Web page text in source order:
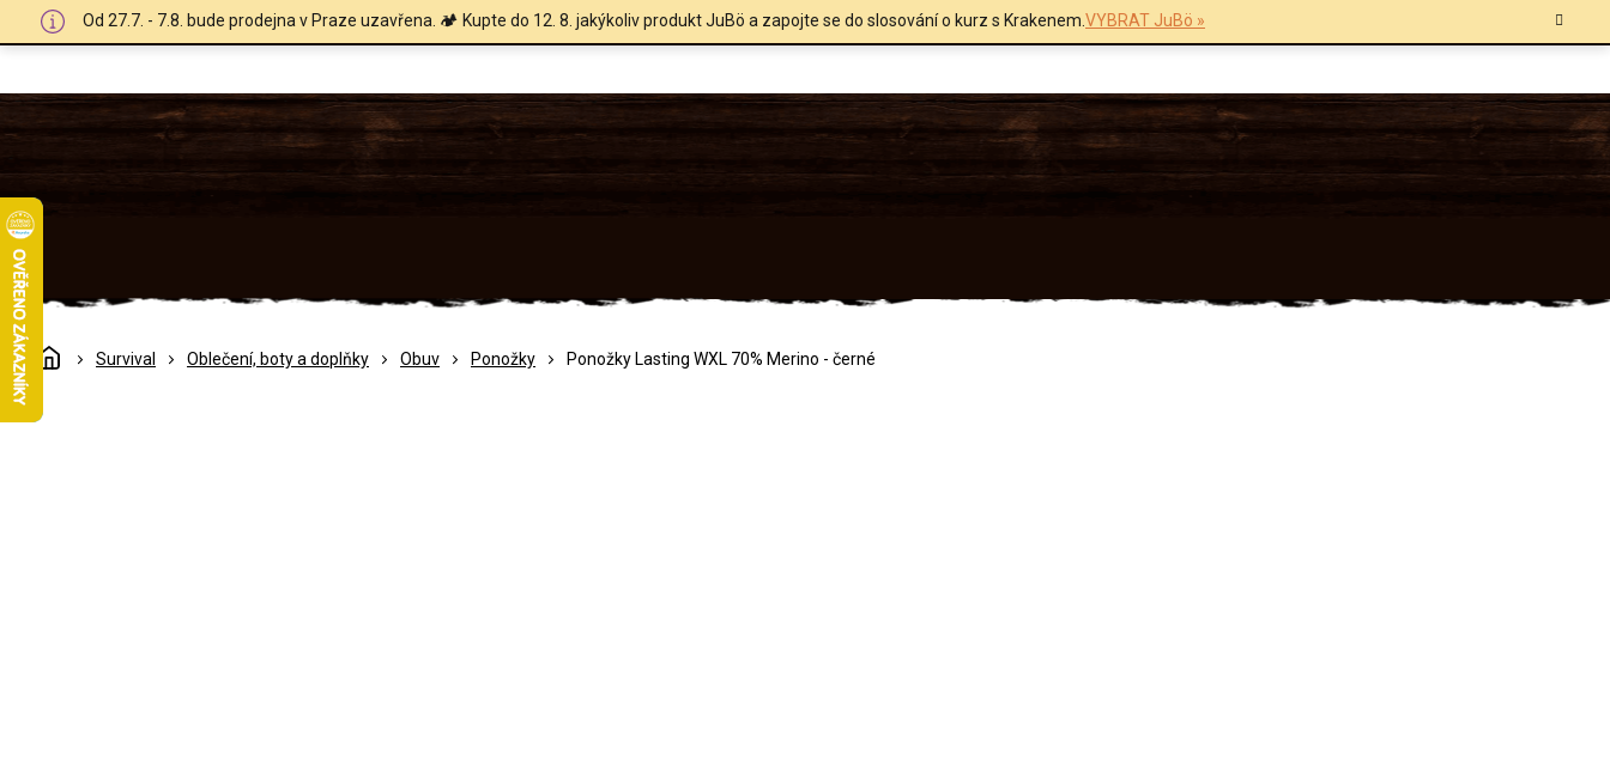
Od 27.7. - 7.8. bude prodejna v Praze uzavřena. 🏕️ Kupte do 12. 8. jakýkoliv produkt JuBö a zapojte se do slosování o kurz s Krakenem.VYBRAT JuBö »
DomůSurvival Oblečení, boty a doplňky Obuv Ponožky Ponožky Lasting WXL 70% Merino - černé